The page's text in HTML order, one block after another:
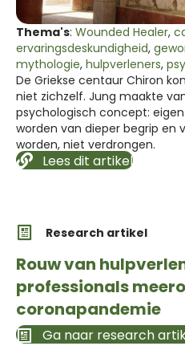
Thema's: Wounded Healer,
ervaringsdeskundigheid,
mythologie, hulpverleners,
De Griekse centaur Chiron
niet zichzelf. Jung maakte
psychologisch concept:
worden van dieper begrip en
worden, niet verdrongen.
Lees dit artikel
Research artikel
Rouw van
professionals
coronapandemie
Ga naar research